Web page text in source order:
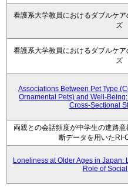
看護系大学教員におけるダブルケ
ズ
看護系大学教員におけるダブルケ
ズ
Associations Between Pet Type
Ornamental Pets) and Well-
Cross-Sectional
両親との会話頻度が中学生の進路
断データを用いたRI-
Loneliness at Older Ages in Japan:
Role of